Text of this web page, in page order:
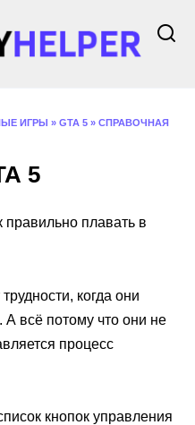
ИГРЫ » GTA 5 » СПРАВОЧНАЯ
5
правильно плавать в
когда они
всё потому что они не
процесс
кнопок управления